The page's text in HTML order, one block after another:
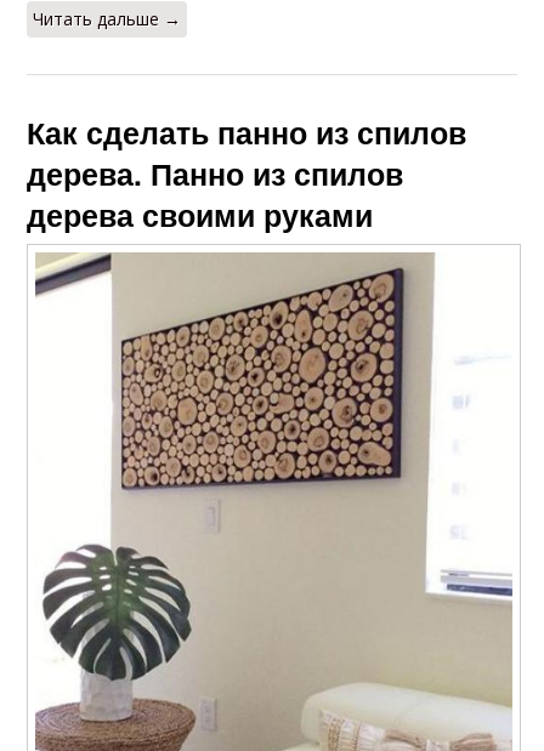
Читать дальше →
Как сделать панно из спилов
дерева. Панно из спилов
дерева своими руками